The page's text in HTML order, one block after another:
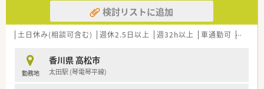
検討リストに追加
土日休み(相談可含む) 週休2.5日以上 週32h以上 車通勤可 教育制
勤務地
香川県 高松市
太田駅 (琴電琴平線)